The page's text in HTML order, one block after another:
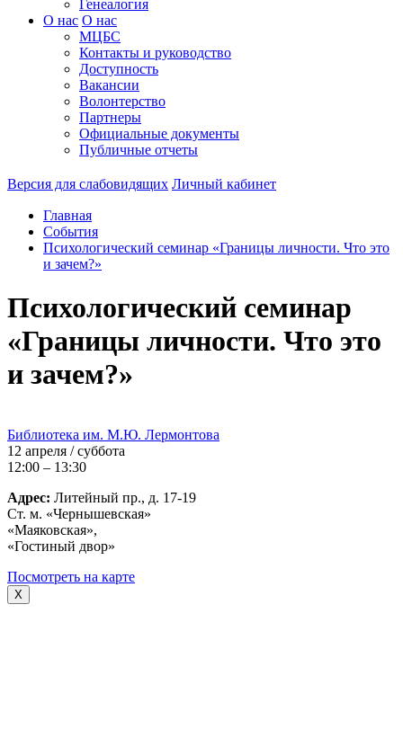
Генеалогия
О нас О нас
МЦБС
Контакты и руководство
Доступность
Вакансии
Волонтерство
Партнеры
Официальные документы
Публичные отчеты
Версия для слабовидящих Личный кабинет
Главная
События
Психологический семинар «Границы личности. Что это
и зачем?»
Психологический семинар
«Границы личности. Что это
и зачем?»
Библиотека им. М.Ю. Лермонтова
12 апреля / суббота
12:00 – 13:30
Адрес: Литейный пр., д. 17-19
Ст. м. «Чернышевская»
«Маяковская»,
«Гостиный двор»
Посмотреть на карте
X